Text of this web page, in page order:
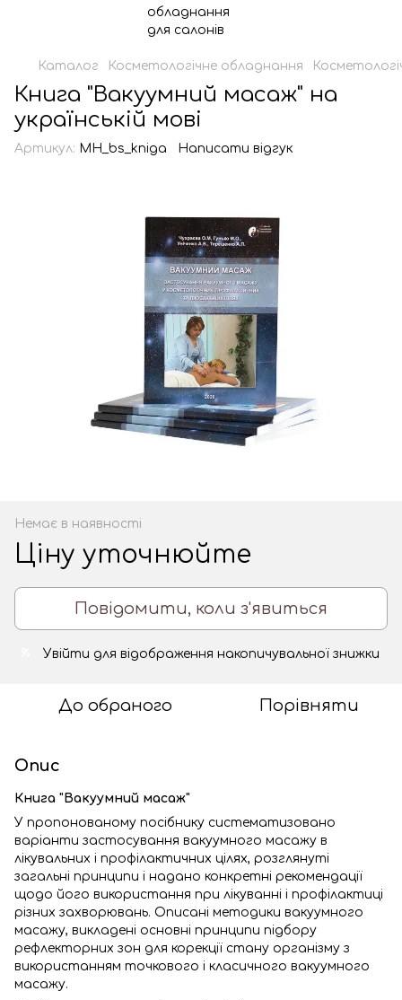
Каталог Косметологічне обладнання
Книга "Вакуумний масаж" на
українській мові
Артикул: MH_bs_kniga Написати відгук
Немає в наявності
Ціну уточнюйте
Повідомити, коли з'явиться
Увійти для відображення накопичувальної знижки
До обраного Порівняти
Опис
Книга "Вакуумний масаж"
У пропонованому посібнику систематизовано
варіанти застосування вакуумного масажу в
лікувальних і профілактичних цілях, розглянуті
загальні принципи і надано конкретні рекомендації
щодо його використання при лікуванні і профілактиці
різних захворювань. Описані методики вакуумного
масажу, викладені основні принципи підбору
рефлекторних зон для корекції стану організму з
використанням точкового і класичного вакуумного
масажу.